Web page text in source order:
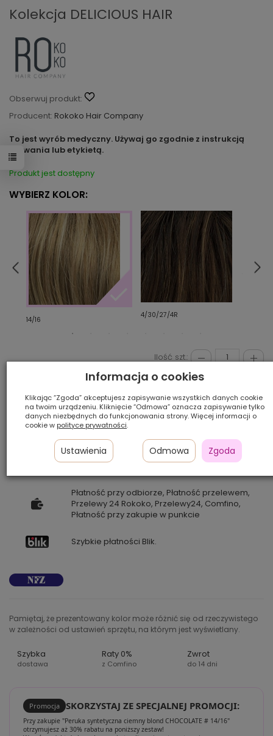
Kolekcja DELICIOUS HAIR
Obserwuj produkt:
Producent: Rokoko Hair Company
To jest wyrób medyczny. Używaj go zgodnie z instrukcją
używania lub etykietą.
Produkt jest dostępny
WYBIERZ KOLOR:
14/16
4/30/27/4R
Ilość szt.:
1 500,00 zł
DODAJ DO KOSZYKA
VIDEOKONSULTACJA
Płatność przy odbiorze, Płatność przelewem,
Przelewy 24 Rokoko, Przelewy24, Comfino,
Płatność przy zakupie w punkcie
Szybkie płatności Blik.
Pamiętaj, że prezentowany kolor może różnić się od rzeczywistego
w zależności od ustawień sprzętu, na którym jest wyświetlany.
Szybka
dostawa
Raty 0%
z Comfino
Zwrot
do 14 dni
Promocja SKORZYSTAJ ZE SPECJALNEJ PROMOCJI:
Przy zakupie "Peruka syntetyczna ciemny blond CHOCOLATE # 14/16"
otrzymujesz aż 30% rabatu na poniższy zestaw!
Informacja o cookies
Klikając “Zgoda” akceptujesz zapisywanie wszystkich danych cookie
na twoim urządzeniu. Kliknięcie “Odmowa” oznacza zapisywanie tylko
danych niezbędnych do funkcjonowania strony. Więcej informacji o
cookie w polityce prywatności.
Ustawienia Odmowa Zgoda